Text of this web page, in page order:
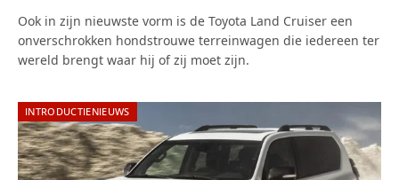
Ook in zijn nieuwste vorm is de Toyota Land Cruiser een
onverschrokken hondstrouwe terreinwagen die iedereen ter
wereld brengt waar hij of zij moet zijn.
INTRODUCTIENIEUWS